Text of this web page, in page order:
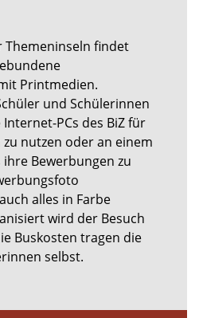
Themeninseln findet
Printmedien.
und Schülerinnen
PCs des BiZ für
nutzen oder an einem
ihre Bewerbungen zu
alles in Farbe
wird der Besuch
Buskosten tragen die
selbst.